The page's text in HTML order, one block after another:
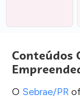
Conteúdos
O Sebrae/PR